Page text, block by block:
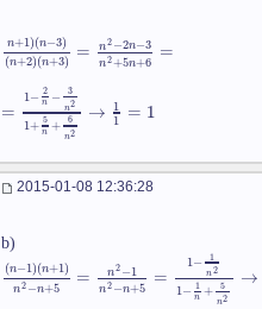
n+1)(n−3)
(n+2)(n+3) = n2−2n−3
n2+5n+6 =
=
1− 2
n − 3
n2
1+ 5
n + 6
n2
→ 1
1 = 1
2015-01-08 12:36:28
b)
(n−1)(n+1)
n2−n+5 = n2−1
n2−n+5 =
1− 1
n2
1− 1
n + 5
n2
→